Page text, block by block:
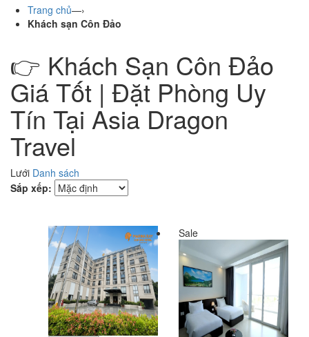
Trang chủ—›
Khách sạn Côn Đảo
👉 Khách Sạn Côn Đảo
Giá Tốt | Đặt Phòng Uy
Tín Tại Asia Dragon
Travel
Lưới Danh sách
Sắp xếp:
Sale